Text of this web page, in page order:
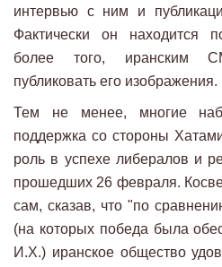
интервью с ним и
Фактически он находится
более того, иранским
публиковать его изображения.
Тем не менее, многие
поддержка со стороны
роль в успехе либералов и
прошедших 26 февраля.
сам, сказав, что "по
(на которых победа была
И.Х.) иранское общество